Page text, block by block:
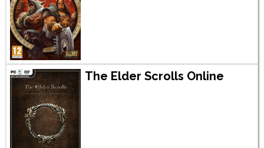
The Elder Scrolls Online